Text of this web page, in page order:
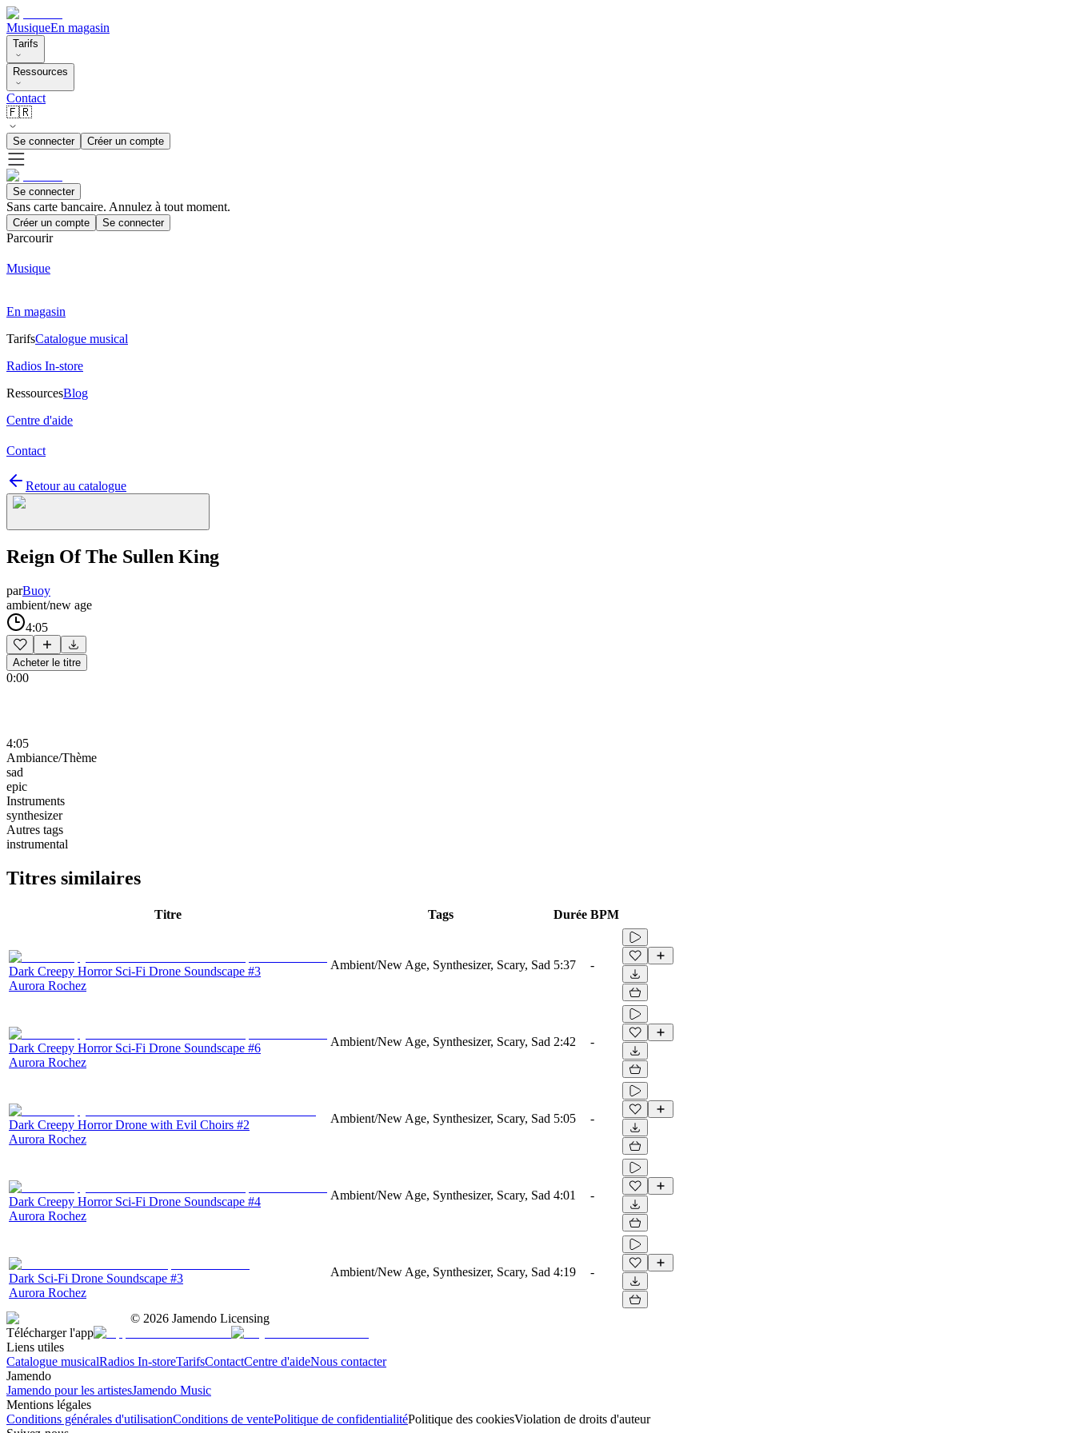
MusiqueEn magasin
Tarifs
Ressources
Contact
🇫🇷
Se connecter Créer un compte
Se connecter
Sans carte bancaire. Annulez à tout moment.
Créer un compte Se connecter
Parcourir
Musique
En magasin
TarifsCatalogue musical
Radios In-store
RessourcesBlog
Centre d'aide
Contact
Retour au catalogue
Reign Of The Sullen King
parBuoy
ambient/new age
4:05
Acheter le titre
0:00
4:05
Ambiance/Thème
sad
epic
Instruments
synthesizer
Autres tags
instrumental
Titres similaires
Titre Tags Durée BPM
Dark Creepy Horror Sci-Fi Drone Soundscape #3
Aurora Rochez
Ambient/New Age, Synthesizer, Scary, Sad 5:37 -
Dark Creepy Horror Sci-Fi Drone Soundscape #6
Aurora Rochez
Ambient/New Age, Synthesizer, Scary, Sad 2:42 -
Dark Creepy Horror Drone with Evil Choirs #2
Aurora Rochez
Ambient/New Age, Synthesizer, Scary, Sad 5:05 -
Dark Creepy Horror Sci-Fi Drone Soundscape #4
Aurora Rochez
Ambient/New Age, Synthesizer, Scary, Sad 4:01 -
Dark Sci-Fi Drone Soundscape #3
Aurora Rochez
Ambient/New Age, Synthesizer, Scary, Sad 4:19 -
© 2026 Jamendo Licensing
Télécharger l'app
Liens utiles
Catalogue musicalRadios In-storeTarifsContactCentre d'aideNous contacter
Jamendo
Jamendo pour les artistesJamendo Music
Mentions légales
Conditions générales d'utilisationConditions de ventePolitique de confidentialitéPolitique des cookiesViolation de droits d'auteur